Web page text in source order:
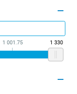
1 001.75 1 330